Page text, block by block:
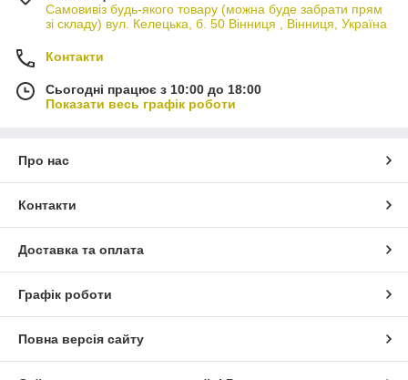
Самовивіз будь-якого товару (можна буде забрати прям
зі складу) вул. Келецька, б. 50 Вінниця , Вінниця, Україна
Контакти
Сьогодні працює з 10:00 до 18:00
Показати весь графік роботи
Про нас
Контакти
Доставка та оплата
Графік роботи
Повна версія сайту